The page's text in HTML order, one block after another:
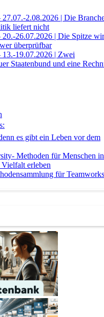
2.08.2026 | Die
liefert nicht
26.07.2026 | Die Spitze
überprüfbar
19.07.2026 | Zwei
Staatenbund und eine
es gibt ein Leben vor dem
Methoden für Menschen in
erleben
für